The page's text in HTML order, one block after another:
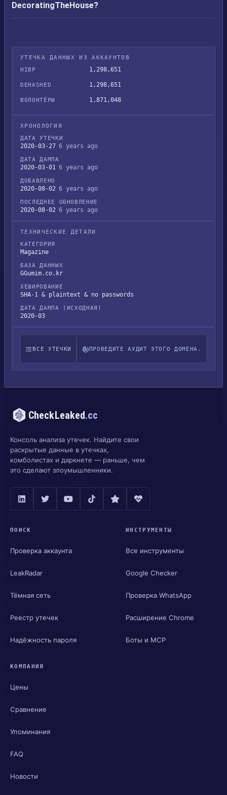
DecoratingTheHouse?
УТЕЧКА ДАННЫХ ИЗ АККАУНТОВ
HIBP
1,298,651
DEHASHED 1,298,651
ВОЛОНТЁРЫ 1,871,048
ХРОНОЛОГИЯ
ДАТА УТЕЧКИ
2020-03-27 6 years ago
ДАТА ДАМПА
2020-03-01 6 years ago
ДОБАВЛЕНО
2020-08-02 6 years ago
ПОСЛЕДНЕЕ ОБНОВЛЕНИЕ
2020-08-02 6 years ago
ТЕХНИЧЕСКИЕ ДЕТАЛИ
КАТЕГОРИЯ
Magazine
БАЗА ДАННЫХ
GGumim.co.kr
ХЕШИРОВАНИЕ
SHA-1 & plaintext & no passwords
ДАТА ДАМПА (ИСХОДНАЯ)
2020-03
ВСЕ УТЕЧКИ ПРОВЕДИТЕ АУДИТ ЭТОГО ДОМЕНА.
CheckLeaked.cc
Консоль анализа утечек. Найдите свои
раскрытые данные в утечках,
комболистах и даркнете — раньше, чем
это сделают злоумышленники.
ПОИСК
Проверка аккаунта
LeakRadar
Тёмная сеть
Реестр утечек
Надёжность пароля
ИНСТРУМЕНТЫ
Все инструменты
Google Checker
Проверка WhatsApp
Расширение Chrome
Боты и MCP
КОМПАНИЯ
Цены
Сравнение
Упоминания
FAQ
Новости